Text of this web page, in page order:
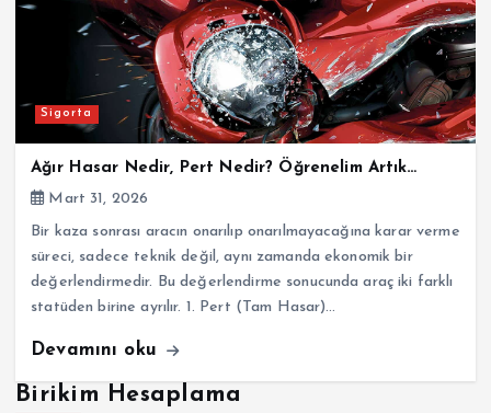
Sigorta
Ağır Hasar Nedir, Pert Nedir? Öğrenelim Artık…
Mart 31, 2026
Bir kaza sonrası aracın onarılıp onarılmayacağına karar verme
süreci, sadece teknik değil, aynı zamanda ekonomik bir
değerlendirmedir. Bu değerlendirme sonucunda araç iki farklı
statüden birine ayrılır. 1. Pert (Tam Hasar)…
Devamını oku
Birikim Hesaplama